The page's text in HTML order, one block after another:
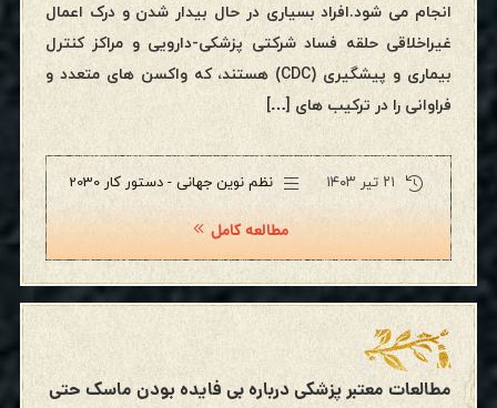
انجام می شود.افراد بسیاری در حال بیدار شدن و درک اعمال
غیراخلاقی حلقه فساد شرکتی پزشکی-دارویی و مراکز کنترل
بیماری و پیشگیری (CDC) هستند، که واکسن های متعدد و
فراوانی را در ترکیب های […]
۲۱ تیر ۱۴۰۳ نظم نوین جهانی - دستور کار 2030
مطالعه کامل
مطالعات معتبر پزشکی درباره بی فایده بودن ماسک حتی